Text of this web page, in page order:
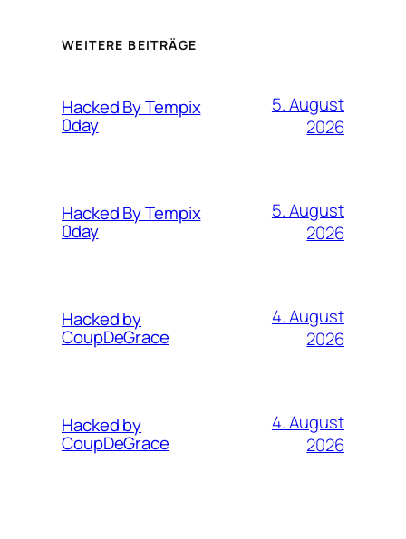
WEITERE BEITRÄGE
Hacked By Tempix
0day
5. August
2026
Hacked By Tempix
0day
5. August
2026
Hacked by
CoupDeGrace
4. August
2026
Hacked by
CoupDeGrace
4. August
2026